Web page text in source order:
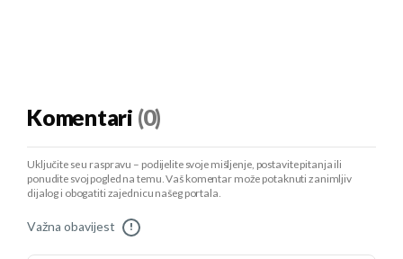
Komentari (0)
Uključite se u raspravu – podijelite svoje mišljenje, postavite pitanja ili
ponudite svoj pogled na temu. Vaš komentar može potaknuti zanimljiv
dijalog i obogatiti zajednicu našeg portala.
Važna obavijest !